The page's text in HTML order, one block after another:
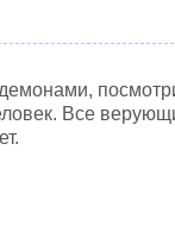
Все